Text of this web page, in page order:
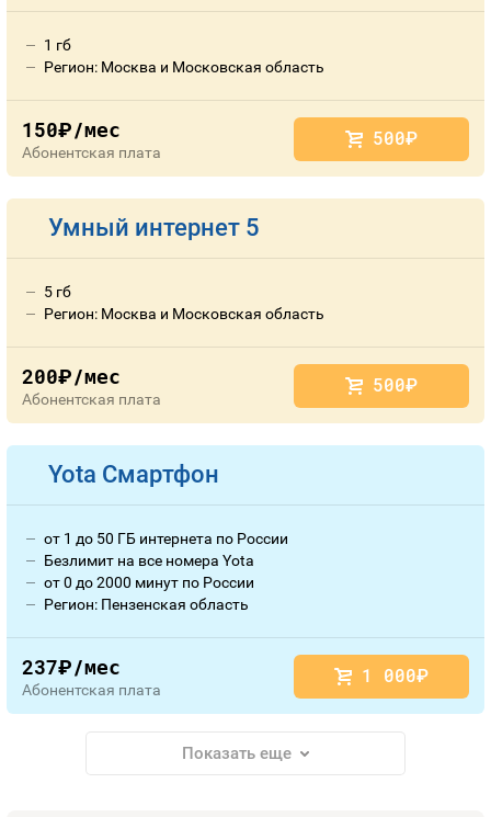
1 гб
Регион: Москва и Московская область
150руб./мес
Абонентская плата
500руб.
Умный интернет 5
5 гб
Регион: Москва и Московская область
200руб./мес
Абонентская плата
500руб.
Yota Смартфон
от 1 до 50 ГБ интернета по России
Безлимит на все номера Yota
от 0 до 2000 минут по России
Регион: Пензенская область
237руб./мес
Абонентская плата
1 000руб.
Показать еще